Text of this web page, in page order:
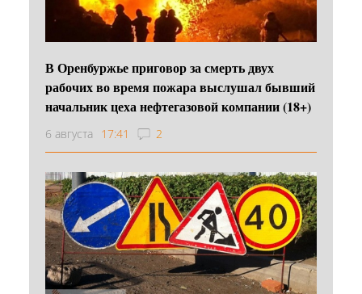
В Оренбуржье приговор за смерть двух
рабочих во время пожара выслушал бывший
начальник цеха нефтегазовой компании (18+)
6 августа 17:41 2